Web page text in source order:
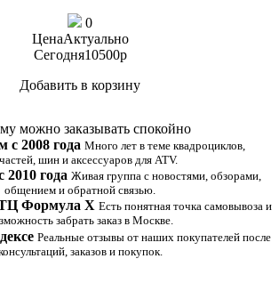
0
ЦенаАктуально
Сегодня10500p
Добавить в корзину
можно заказывать спокойно
с 2008 года Много лет в теме квадроциклов,
шин и аксессуаров для ATV.
2010 года Живая группа с новостями, обзорами,
общением и обратной связью.
Формула Х Есть понятная точка самовывоза и
забрать заказ в Москве.
Реальные отзывы от наших покупателей после
заказов и покупок.